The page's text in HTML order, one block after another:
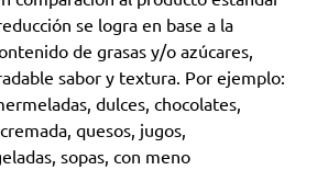
se logra en base a la
de grasas y/o azúcares,
sabor y textura. Por ejemplo:
dulces, chocolates,
quesos, jugos,
sopas, con meno